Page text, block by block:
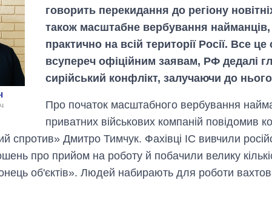
говорить перекидання до регіону
також масштабне вербування
практично на всій території Росії. Все
всупереч офіційним заявам, РФ дедалі
сирійський конфлікт, залучаючи до
Про початок масштабного вербування
приватних військових компаній повідомив
спротив» Дмитро Тимчук. Фахівці ІС вивчили
про прийом на роботу й побачили велику
об'єктів». Людей набирають для роботи